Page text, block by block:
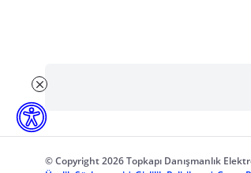
© Copyright 2026 Topkapı Danışmanlık